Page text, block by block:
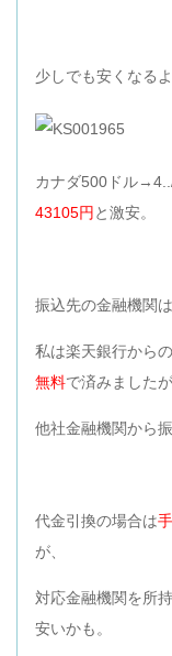
少しでも安くなる
カナダ500ドル
43105円 と激安。
振込先の金融機関
私は楽天銀行から
無料で済みましたが
他社金融機関から
代金引換の場合は
が、
対応金融機関を所
安いかも。